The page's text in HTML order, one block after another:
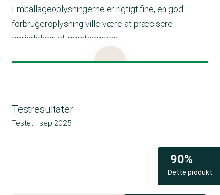
Emballageoplysningerne er rigtigt fine, en god
forbrugeroplysning ville være at præcisere
oprindelsen af grøntsagerne.
curry ret.
i lidt olie, tilsæt den frosne grøntsagsblanding og
steg nogle minutter. tilsæt kokosmælk og
tilsæt til retten. Bring suppen i kog og lad den koge i
ca. 12 min. Smag til med limesaft og salt. Server
Testresultater
Testet i sep 2025
Dette produkt
90%